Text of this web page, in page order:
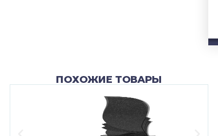
ПОХОЖИЕ ТОВАРЫ